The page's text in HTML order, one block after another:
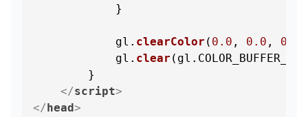
            }
            gl.
clearColor ( 0.0 , 0.0 , 0.0
            gl.
clear (gl. COLOR_BUFFER_BIT
        }
</script>
</ head>